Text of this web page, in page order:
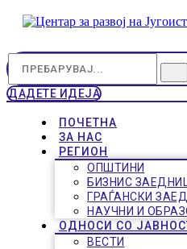
ДАДЕТЕ ИДЕЈА
ПОЧЕТНА
ЗА НАС
РЕГИОН
ОПШТИНИ
БИЗНИС
ГРАЃАНСКИ
НАУЧНИ И
ОДНОСИ СО
ВЕСТИ